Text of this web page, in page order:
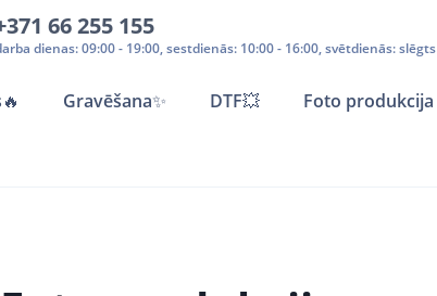
66 255 155
dienas: 09:00 - 19:00, sestdienās: 10:00 - 16:00, svētdienās: slēgts
🔥 Gravēšana✨ DTF💥 Foto produkcija